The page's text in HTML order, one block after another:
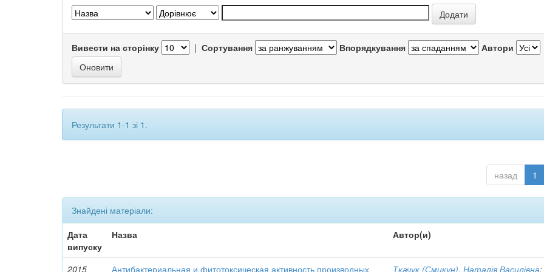
Вивести на сторінку | Сортування Впорядкування Автори
Результати 1-1 зі 1.
назад 1
Знайдені матеріали:
Дата
випуску
Назва Автор(и)
2015 Антибактериальная и фитотоксическая активность производных Ткачук (Смикун), Наталія Василівна;